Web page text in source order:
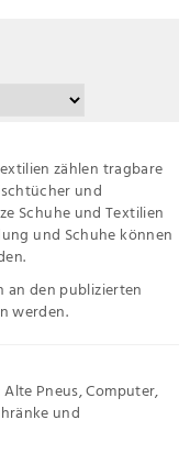
zählen tragbare
und
Schuhe und Textilien
und Schuhe können
an den publizierten
werden.
Pneus, Computer,
und